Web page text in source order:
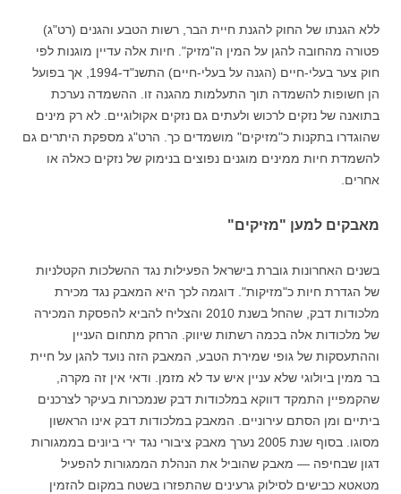
ללא הגנתו של החוק להגנת חיית הבר, רשות הטבע והגנים (רט"ג)
פטורה מהחובה להגן על המין ה"מזיק". חיות אלה עדיין מוגנות לפי
חוק צער בעלי-חיים (הגנה על בעלי-חיים) התשנ"ד-1994, אך בפועל
הן חשופות להשמדה תוך התעלמות מהגנה זו. ההשמדה נערכת
בתואנה של נזקים לרכוש ולעתים גם נזקים אקולוגיים. לא רק מינים
שהוגדרו בתקנות כ"מזיקים" מושמדים כך. הרט"ג מספקת היתרים גם
להשמדת חיות ממינים מוגנים נפוצים בנימוק של נזקים כאלה או
אחרים.
מאבקים למען "מזיקים"
בשנים האחרונות גוברת בישראל הפעילות נגד ההשלכות הקטלניות
של הגדרת חיות כ"מזיקות". דוגמה לכך היא המאבק נגד מכירת
מלכודות דבק, שהחל בשנת 2010 והצליח להביא להפסקת המכירה
של מלכודות אלה בכמה רשתות שיווק. הרחק מתחום העניין
וההתעסקות של גופי שמירת הטבע, המאבק הזה נועד להגן על חיית
בר ממין ביולוגי שלא עניין איש עד לא מזמן. ודאי אין זה מקרה,
שהקמפיין התמקד דווקא במלכודות דבק שנמכרות בעיקר לצרכנים
ביתיים ומן הסתם עירוניים. המאבק במלכודות דבק אינו הראשון
מסוגו. בסוף שנת 2005 נערך מאבק ציבורי נגד ירי ביונים בממגורות
דגון שבחיפה — מאבק שהוביל את הנהלת הממגורות להפעיל
מטאטא כבישים לסילוק גרעינים שהתפזרו בשטח במקום להזמין